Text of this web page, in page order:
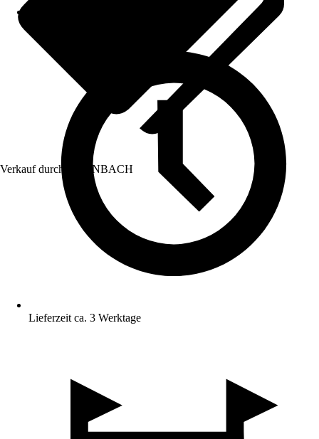
Verkauf durch: HORNBACH
Lieferzeit ca. 3 Werktage